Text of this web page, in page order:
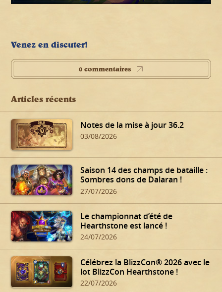
Venez en discuter!
0 commentaires
Articles récents
Notes de la mise à jour 36.2
03/08/2026
Saison 14 des champs de bataille :
Sombres dons de Dalaran !
27/07/2026
Le championnat d’été de
Hearthstone est lancé !
24/07/2026
Célébrez la BlizzCon® 2026 avec le
lot BlizzCon Hearthstone !
22/07/2026